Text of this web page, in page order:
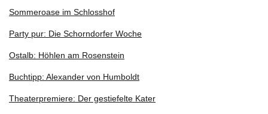
Sommeroase im Schlosshof
Party pur: Die Schorndorfer Woche
Ostalb: Höhlen am Rosenstein
Buchtipp: Alexander von Humboldt
Theaterpremiere: Der gestiefelte Kater